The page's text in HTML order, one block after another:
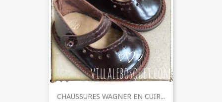
CHAUSSURES WAGNER EN CUIR...